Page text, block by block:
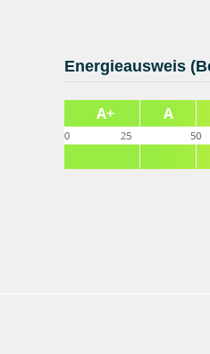
Energieausweis